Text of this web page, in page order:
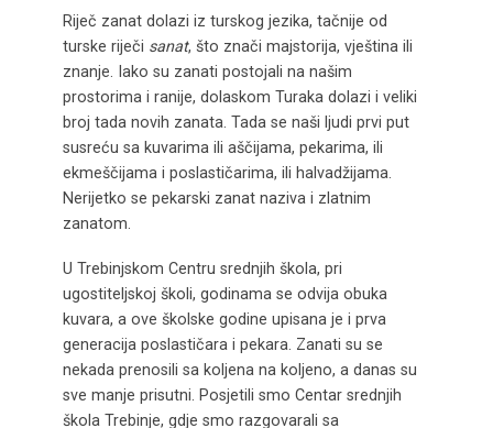
Riječ zanat dolazi iz turskog jezika, tačnije od
turske riječi sanat, što znači majstorija, vještina ili
znanje. Iako su zanati postojali na našim
prostorima i ranije, dolaskom Turaka dolazi i veliki
broj tada novih zanata. Tada se naši ljudi prvi put
susreću sa kuvarima ili aščijama, pekarima, ili
ekmeščijama i poslastičarima, ili halvadžijama.
Nerijetko se pekarski zanat naziva i zlatnim
zanatom.
U Trebinjskom Centru srednjih škola, pri
ugostiteljskoj školi, godinama se odvija obuka
kuvara, a ove školske godine upisana je i prva
generacija poslastičara i pekara. Zanati su se
nekada prenosili sa koljena na koljeno, a danas su
sve manje prisutni. Posjetili smo Centar srednjih
škola Trebinje, gdje smo razgovarali sa